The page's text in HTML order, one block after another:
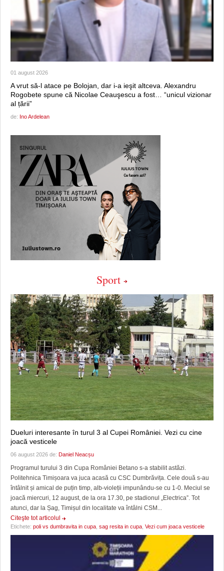
01 august 2026
A vrut să-l atace pe Bolojan, dar i-a ieşit altceva. Alexandru
Rogobete spune că Nicolae Ceauşescu a fost… “unicul vizionar
al țării”
de: Ino Ardelean
Sport
Dueluri interesante în turul 3 al Cupei României. Vezi cu cine
joacă vesticele
06 august 2026 de: Daniel Neacșu
Programul turului 3 din Cupa României Betano s-a stabilit astăzi.
Politehnica Timișoara va juca acasă cu CSC Dumbrăvița. Cele două s-au
întâlnit și amical de puțin timp, alb-violeții impunându-se cu 1-0. Meciul se
joacă miercuri, 12 august, de la ora 17.30, pe stadionul „Electrica”. Tot
atunci, dar la Șag, Timișul din localitate va întâlni CSM...
Citeşte tot articolul
Etichete: poli vs dumbravita in cupa sag resita in cupa Vezi cum joaca vesticele